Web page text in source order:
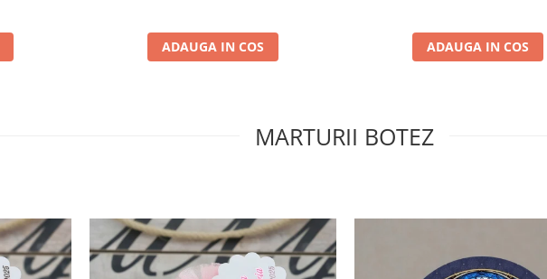
ADAUGA IN COS ADAUGA IN COS
MARTURII BOTEZ